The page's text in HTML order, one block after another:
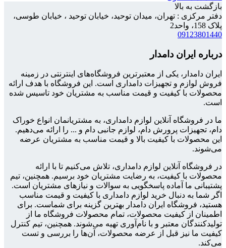
بازگشت به بالا
دفتر مرکزی : تهران، میدان توحید، خیابان توحید ، خیابان طوسی،
پلاک 158، واحد2
09123801440
درباره ایران دامدار
ایران دامدار، یکی از معتبرترین فروشگاه‌های اینترنتی در زمینه
فروش لوازم و تجهیزات دامداری است. این فروشگاه با هدف ارائه
محصولات با کیفیت و قیمت مناسب به مشتریان خود تاسیس شده
است.
ما در فروشگاه آنلاین لوازم دامداری، به مشتریانمان انواع خوراک
دام، تجهیزات پرورش دام، لوازم جانبی دام و ... را ارائه می‌دهیم.
این محصولات با کیفیت بالا و قیمت مناسب به مشتریان عرضه
می‌شوند.
در فروشگاه آنلاین لوازم دامداری، تلاش می‌کنیم تا با ارائه
محصولات با کیفیت، به رضایت مشتریان خود برسیم. همچنین، تیم
پشتیبانی ما آماده پاسخگویی به سوالات و نیازهای مشتریان است.
اگر شما به دنبال خرید لوازم دامداری با کیفیت و قیمت مناسب
هستید، فروشگاه ایران دامدار بهترین گزینه برای شماست. برای
اطمینان از کیفیت محصولات، تمام محصولات فروشگاه ما از
تولیدکنندگان معتبر و با نام‌آوری تهیه می‌شوند. همچنین، تیم کنترل
کیفیت ما نیز قبل از عرضه محصولات، آن‌ها را بررسی و تست
می‌کند.